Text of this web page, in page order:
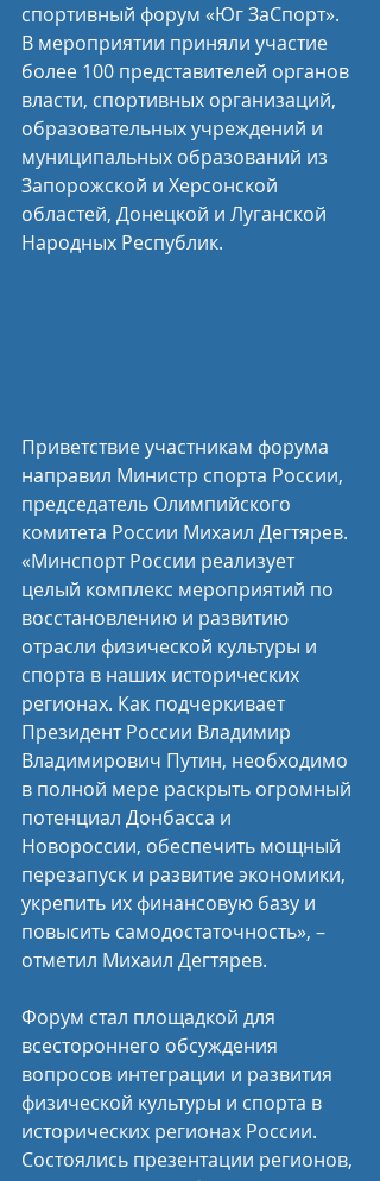
спортивный форум «Юг ЗаСпорт».
В мероприятии приняли участие
более 100 представителей органов
власти, спортивных организаций,
образовательных учреждений и
муниципальных образований из
Запорожской и Херсонской
областей, Донецкой и Луганской
Народных Республик.
Приветствие участникам форума
направил Министр спорта России,
председатель Олимпийского
комитета России Михаил Дегтярев.
«Минспорт России реализует
целый комплекс мероприятий по
восстановлению и развитию
отрасли физической культуры и
спорта в наших исторических
регионах. Как подчеркивает
Президент России Владимир
Владимирович Путин, необходимо
в полной мере раскрыть огромный
потенциал Донбасса и
Новороссии, обеспечить мощный
перезапуск и развитие экономики,
укрепить их финансовую базу и
повысить самодостаточность», –
отметил Михаил Дегтярев.
Форум стал площадкой для
всестороннего обсуждения
вопросов интеграции и развития
физической культуры и спорта в
исторических регионах России.
Состоялись презентации регионов,